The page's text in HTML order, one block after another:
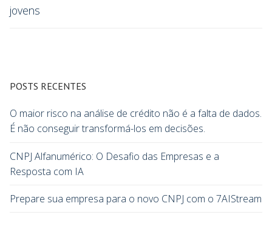
jovens
POSTS RECENTES
O maior risco na análise de crédito não é a falta de dados.
É não conseguir transformá-los em decisões.
CNPJ Alfanumérico: O Desafio das Empresas e a
Resposta com IA
Prepare sua empresa para o novo CNPJ com o 7AIStream